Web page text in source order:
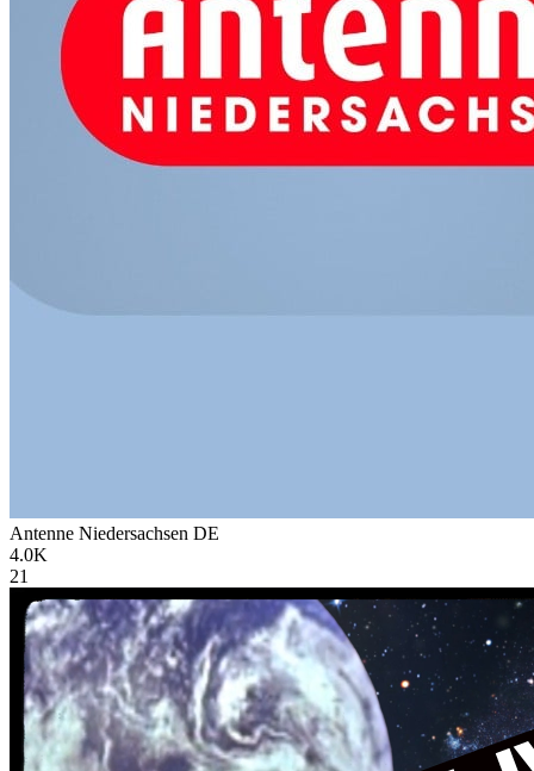
Antenne Niedersachsen DE
4.0K
21